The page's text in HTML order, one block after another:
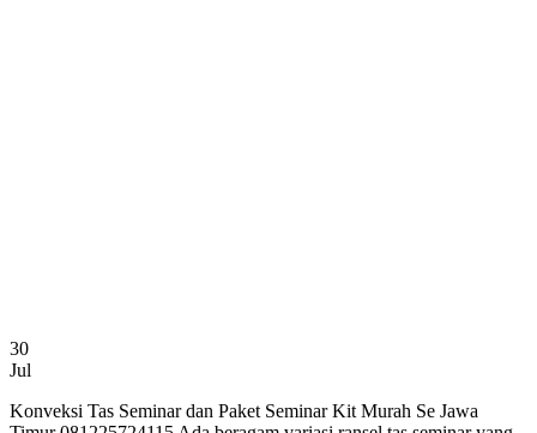
30
Jul
Konveksi Tas Seminar dan Paket Seminar Kit Murah Se Jawa